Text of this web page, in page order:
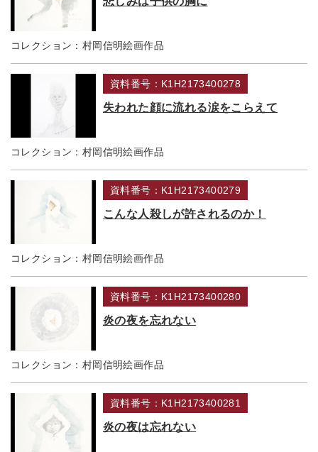
コレクション： 村岡信明絵画作品
資料番号：K1H2173400278
失われた顔に流れる涙をこらえて
コレクション： 村岡信明絵画作品
資料番号：K1H2173400279
こんな人殺しが許されるのか！
コレクション： 村岡信明絵画作品
資料番号：K1H2173400280
炎の夜を忘れない
コレクション： 村岡信明絵画作品
資料番号：K1H2173400281
炎の夜は忘れない